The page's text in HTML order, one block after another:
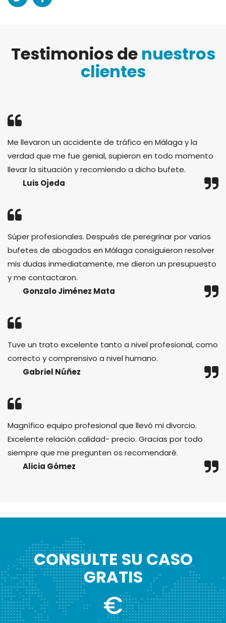
Testimonios de nuestros
clientes
Me llevaron un accidente de tráfico en Málaga y la
verdad que me fue genial, supieron en todo momento
llevar la situación y recomiendo a dicho bufete.
Luis Ojeda
Súper profesionales. Después de peregrinar por varios
bufetes de abogados en Málaga consiguieron resolver
mis dudas inmediatamente, me dieron un presupuesto
y me contactaron.
Gonzalo Jiménez Mata
Tuve un trato excelente tanto a nivel profesional, como
correcto y comprensivo a nivel humano.
Gabriel Núñez
Magnífico equipo profesional que llevó mi divorcio.
Excelente relación calidad- precio. Gracias por todo
siempre que me pregunten os recomendaré.
Alicia Gómez
CONSULTE SU CASO
GRATIS
€